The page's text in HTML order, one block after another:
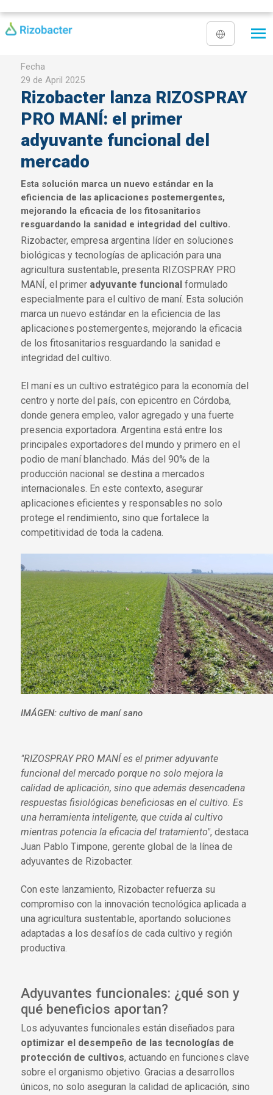
Fecha
29 de April 2025
Rizobacter lanza RIZOSPRAY
PRO MANÍ: el primer
adyuvante funcional del
mercado
Esta solución marca un nuevo estándar en la
eficiencia de las aplicaciones postemergentes,
mejorando la eficacia de los fitosanitarios
resguardando la sanidad e integridad del cultivo.
Rizobacter, empresa argentina líder en soluciones
biológicas y tecnologías de aplicación para una
agricultura sustentable, presenta RIZOSPRAY PRO
MANÍ, el primer adyuvante funcionalformulado
especialmente para el cultivo de maní. Esta solución
marca un nuevo estándar en la eficiencia de las
aplicaciones postemergentes, mejorando la eficacia
de los fitosanitarios resguardando la sanidad e
integridad del cultivo.
El maní es un cultivo estratégico para la economía del
centro y norte del país, con epicentro en Córdoba,
donde genera empleo, valor agregado y una fuerte
presencia exportadora. Argentina está entre los
principales exportadores del mundo y primero en el
podio de maní blanchado. Más del 90% de la
producción nacional se destina a mercados
internacionales. En este contexto, asegurar
aplicaciones eficientes y responsables no solo
protege el rendimiento, sino que fortalece la
competitividad de toda la cadena.
IMÁGEN: cultivo de maní sano
"RIZOSPRAY PRO MANÍ es el primer adyuvante
funcional del mercado porque no solo mejora la
calidad de aplicación, sino que además desencadena
respuestas fisiológicas beneficiosas en el cultivo. Es
una herramienta inteligente, que cuida al cultivo
mientras potencia la eficacia del tratamiento", destaca
Juan Pablo Timpone, gerente global de la línea de
adyuvantes de Rizobacter.
Con este lanzamiento, Rizobacter refuerza su
compromiso con la innovación tecnológica aplicada a
una agricultura sustentable, aportando soluciones
adaptadas a los desafíos de cada cultivo y región
productiva.
Adyuvantes funcionales: ¿qué son y
qué beneficios aportan?
Los adyuvantes funcionales están diseñados para
optimizar el desempeño de las tecnologías de
protección de cultivos, actuando en funciones clave
sobre el organismo objetivo. Gracias a desarrollos
únicos, no solo aseguran la calidad de aplicación, sino